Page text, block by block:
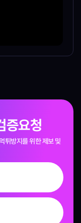
증요청
튀방지를 위한제보 및